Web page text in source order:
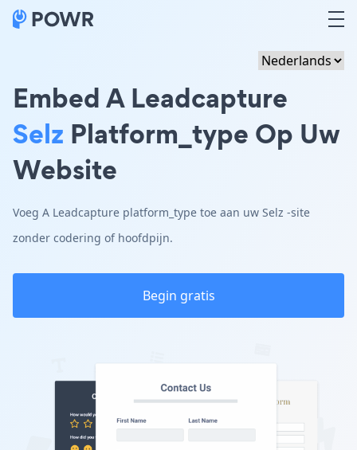
Embed A Leadcapture
Selz Platform_type Op Uw
Website
Voeg A Leadcapture platform_type toe aan uw Selz -site
zonder codering of hoofdpijn.
Begin gratis